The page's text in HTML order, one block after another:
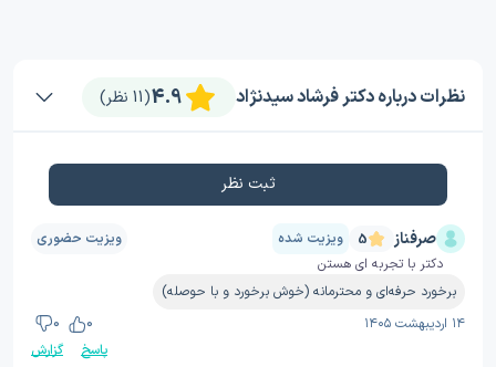
نظرات درباره دکتر فرشاد سیدنژاد (11 نظر)4.9
ثبت نظر
صرفناز 5 ویزیت شده
ویزیت حضوری
دکتر با تجربه ای هستن
برخورد حرفه‌ای و محترمانه (خوش برخورد و با حوصله)
۱۴ اردیبهشت ۱۴۰۵
0
0
پاسخ
گزارش